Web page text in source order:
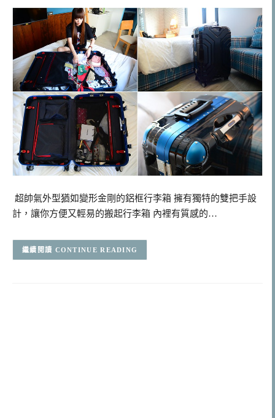
超帥氣外型猶如變形金剛的鋁框行李箱 擁有獨特的雙把手設
計，讓你方便又輕易的搬起行李箱 內裡有質感的…
CONTINUE READING